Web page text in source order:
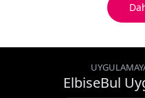
ElbiseBul